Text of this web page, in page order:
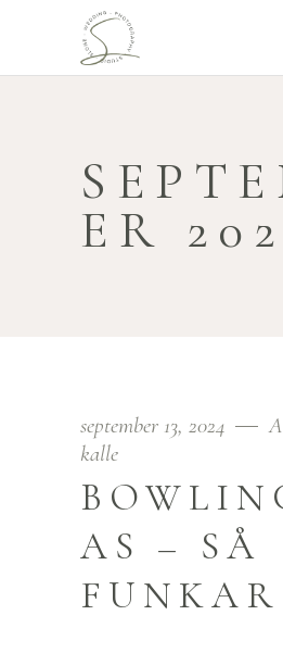
ER
september 13, 2024
kalle
AS – SÅ